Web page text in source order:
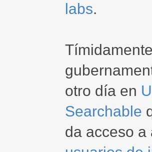
labs.
otro día en
Searchable
da acceso a